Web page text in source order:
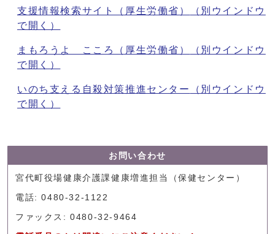
支援情報検索サイト（厚生労働省）
（別ウインドウ
で開く）
まもろうよ こころ（厚生労働省）
（別ウインドウ
で開く）
いのち支える自殺対策推進センター
（別ウインドウ
で開く）
お問い合わせ
宮代町役場健康介護課健康増進担当（保健センター）
電話: 0480-32-1122
ファックス: 0480-32-9464